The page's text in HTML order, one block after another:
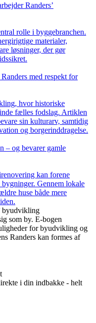
Randers’
rolle i byggebranchen.
materialer,
løsninger, der gør
med respekt for
hvor historiske
fælles fodslag. Artiklen
sin kulturarv, samtidig
og borgerinddragelse.
– og bevarer gamle
kan forene
Gennem lokale
huse både mere
byudvikling
som by. E-bogen
for byudvikling og
Randers kan formes af
i din indbakke - helt